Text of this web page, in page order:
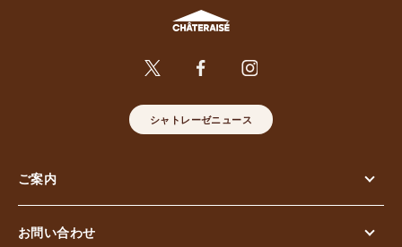
シャトレーゼニュース
ご案内
お問い合わせ